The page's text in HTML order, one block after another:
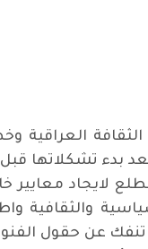
الثقافة
بدء تشكلاتها قبل
لايجاد
والثقافية
تنفك عن حقول